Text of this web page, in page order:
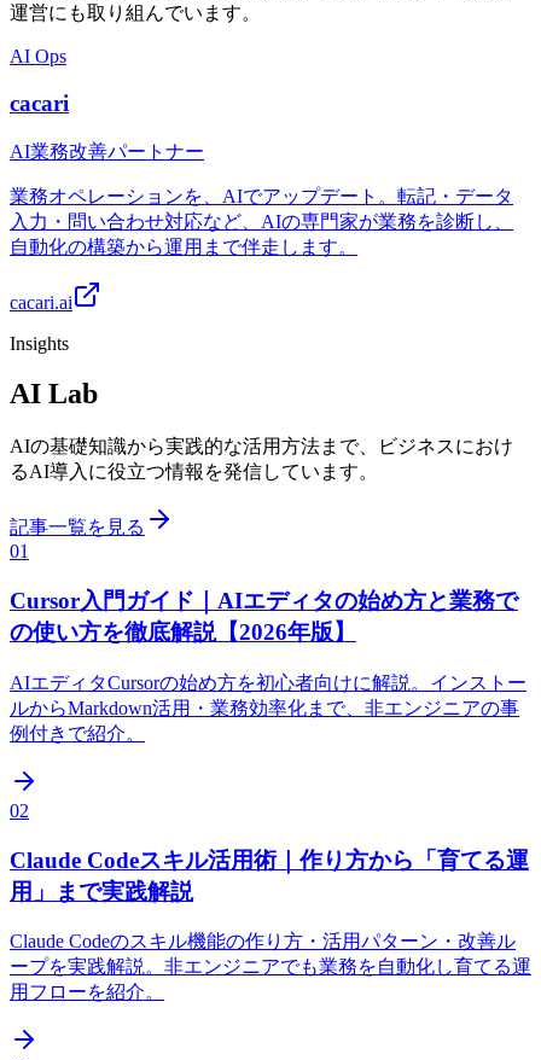
運営にも取り組んでいます。
AI Ops
cacari
AI業務改善パートナー
業務オペレーションを、AIでアップデート。転記・データ
入力・問い合わせ対応など、AIの専門家が業務を診断し、
自動化の構築から運用まで伴走します。
cacari.ai
Insights
AI Lab
AIの基礎知識から実践的な活用方法まで、ビジネスにおけ
るAI導入に役立つ情報を発信しています。
記事一覧を見る
01
Cursor入門ガイド｜AIエディタの始め方と業務で
の使い方を徹底解説【2026年版】
AIエディタCursorの始め方を初心者向けに解説。インストー
ルからMarkdown活用・業務効率化まで、非エンジニアの事
例付きで紹介。
02
Claude Codeスキル活用術｜作り方から「育てる運
用」まで実践解説
Claude Codeのスキル機能の作り方・活用パターン・改善ル
ープを実践解説。非エンジニアでも業務を自動化し育てる運
用フローを紹介。